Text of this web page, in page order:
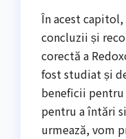
În acest
concluzii și
corectă a
fost studiat și
beneficii pentru
pentru a întări
urmează, vom